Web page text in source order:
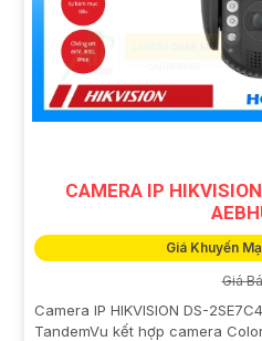
CAMERA IP
Giá Khuyến
Giá
Camera IP HIKVISION DS-
TandemVu kết hợp camera